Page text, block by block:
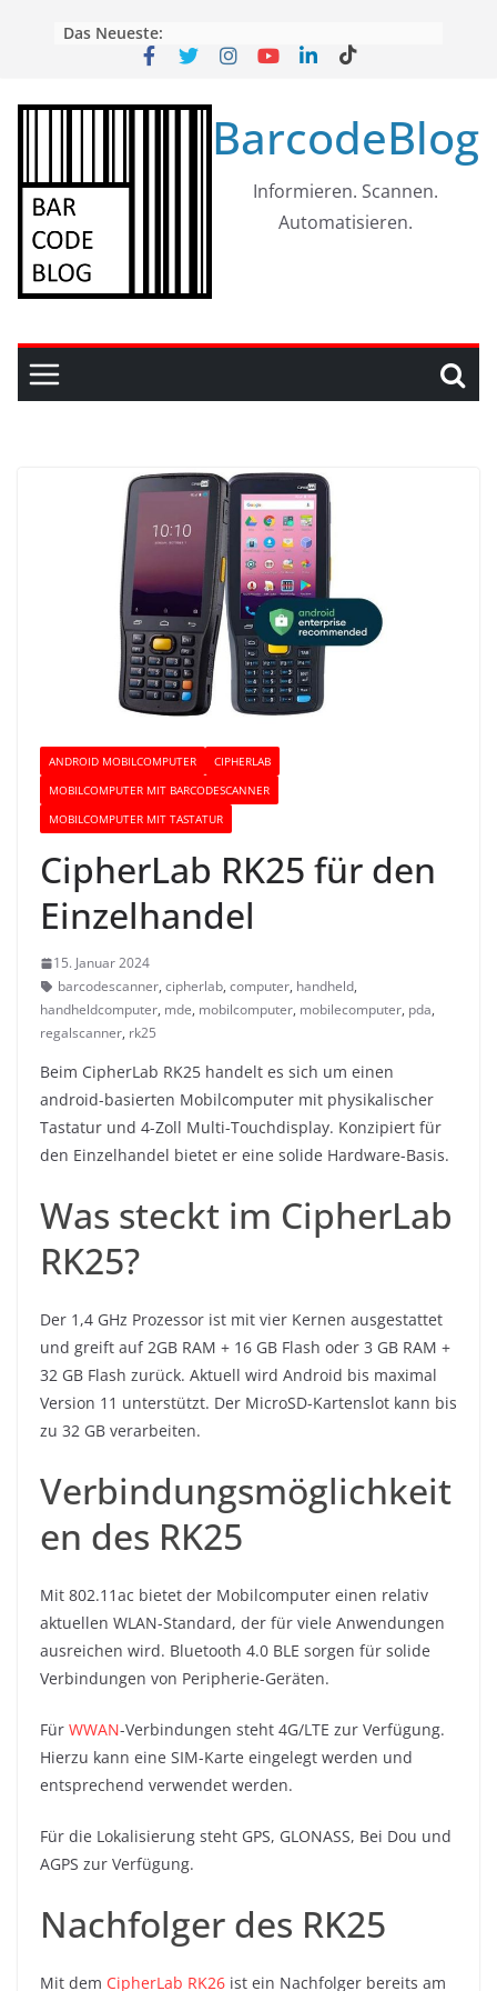
Das Neueste:
BarcodeBlog
Informieren. Scannen.
Automatisieren.
ANDROID MOBILCOMPUTER
CIPHERLAB
MOBILCOMPUTER MIT BARCODESCANNER
MOBILCOMPUTER MIT TASTATUR
CipherLab RK25 für den
Einzelhandel
15. Januar 2024
barcodescanner, cipherlab, computer, handheld,
handheldcomputer, mde, mobilcomputer, mobilecomputer, pda,
regalscanner, rk25
Beim CipherLab RK25 handelt es sich um einen
android-basierten Mobilcomputer mit physikalischer
Tastatur und 4-Zoll Multi-Touchdisplay. Konzipiert für
den Einzelhandel bietet er eine solide Hardware-Basis.
Was steckt im CipherLab
RK25?
Der 1,4 GHz Prozessor ist mit vier Kernen ausgestattet
und greift auf 2GB RAM + 16 GB Flash oder 3 GB RAM +
32 GB Flash zurück. Aktuell wird Android bis maximal
Version 11 unterstützt. Der MicroSD-Kartenslot kann bis
zu 32 GB verarbeiten.
Verbindungsmöglichkeit
en des RK25
Mit 802.11ac bietet der Mobilcomputer einen relativ
aktuellen WLAN-Standard, der für viele Anwendungen
ausreichen wird. Bluetooth 4.0 BLE sorgen für solide
Verbindungen von Peripherie-Geräten.
Für WWAN-Verbindungen steht 4G/LTE zur Verfügung.
Hierzu kann eine SIM-Karte eingelegt werden und
entsprechend verwendet werden.
Für die Lokalisierung steht GPS, GLONASS, Bei Dou und
AGPS zur Verfügung.
Nachfolger des RK25
Mit dem CipherLab RK26 ist ein Nachfolger bereits am